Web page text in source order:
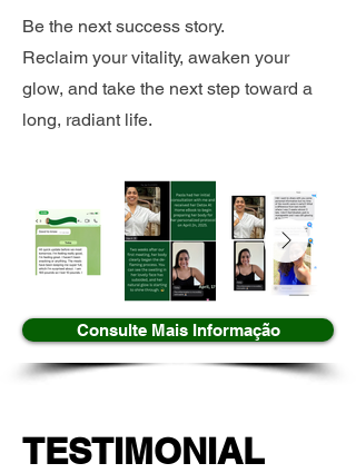
Be the next success story.
Reclaim your vitality, awaken your
glow, and take the next step toward a
long, radiant life.
Consulte Mais Informação
TESTIMONIAL